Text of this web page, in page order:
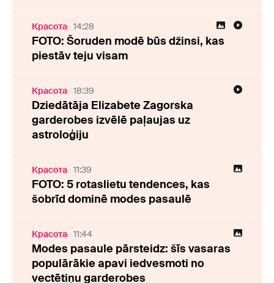
Красота 14:28
FOTO: Šoruden modē būs džinsi, kas
piestāv teju visam
Красота 18:39
Dziedātāja Elizabete Zagorska
garderobes izvēlē paļaujas uz
astroloģiju
Красота 11:39
FOTO: 5 rotaslietu tendences, kas
šobrīd dominē modes pasaulē
Красота 11:44
Modes pasaule pārsteidz: šīs vasaras
populārākie apavi iedvesmoti no
vectētiņu garderobes